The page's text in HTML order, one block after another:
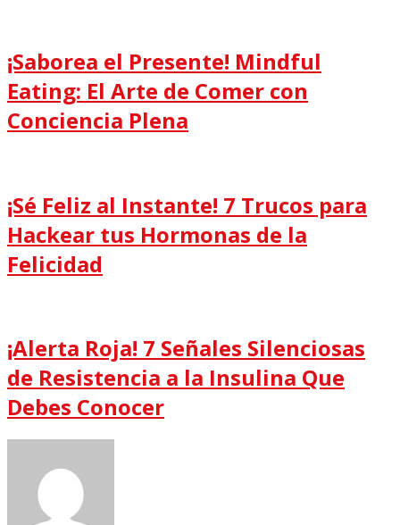
¡Saborea el Presente! Mindful
Eating: El Arte de Comer con
Conciencia Plena
¡Sé Feliz al Instante! 7 Trucos para
Hackear tus Hormonas de la
Felicidad
¡Alerta Roja! 7 Señales Silenciosas
de Resistencia a la Insulina Que
Debes Conocer